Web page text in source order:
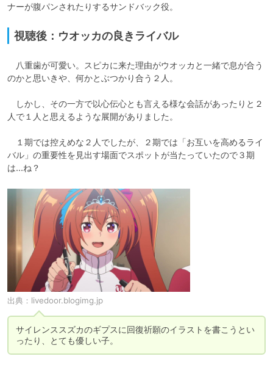
ナーが腹パンされたりするサンドバック役。
視聴後：ウオッカの良きライバル
八重歯が可愛い。スピカに来た理由がウオッカと一緒で息が合う
のかと思いきや、何かとぶつかり合う２人。
しかし、その一方で以心伝心とも言える様な会話があったりと２
人で１人と思えるような展開がありました。
１期では控えめな２人でしたが、２期では「お互いを高めるライ
バル」の重要性を見出す場面でスポットが当たっていたので３期
は...ね？
出典： livedoor.blogimg.jp
サイレンススズカのギプスに回復祈願のイラストを書こうとい
ったり、とても優しい子。